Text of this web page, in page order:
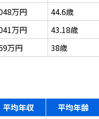
万円 44.6歳
万円 43.18歳
万円 38歳
平均年収 平均年齢